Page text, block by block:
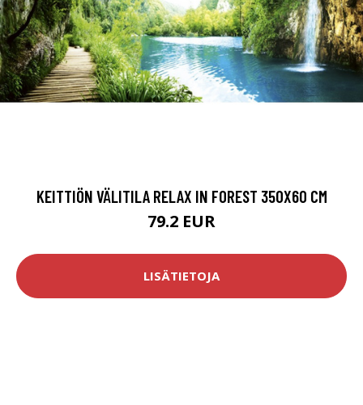
KEITTIÖN VÄLITILA RELAX IN FOREST 350X60 CM
79.2 EUR
LISÄTIETOJA